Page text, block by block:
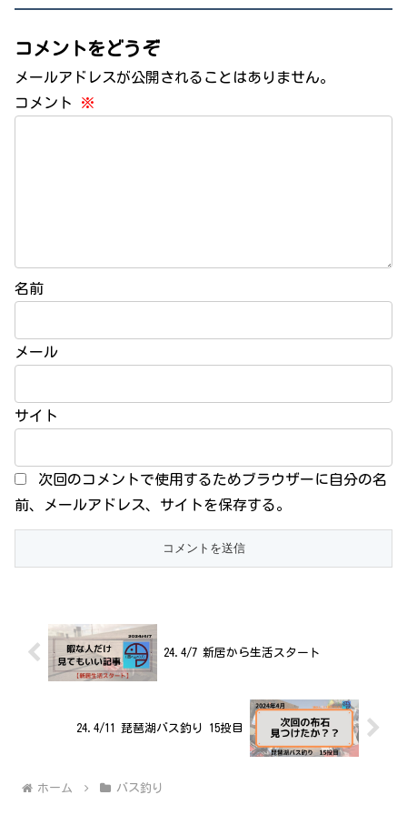
コメントをどうぞ
メールアドレスが公開されることはありません。
コメント
※
名前
メール
サイト
次回のコメントで使用するためブラウザーに自分の名
前、メールアドレス、サイトを保存する。
24.4/7 新居から生活スタート
24.4/11 琵琶湖バス釣り 15投目
ホーム バス釣り